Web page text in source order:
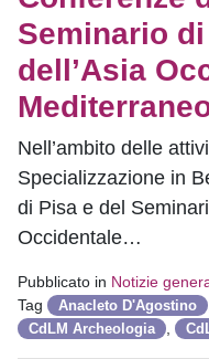
Seminario
dell’Asia
Nell’ambito delle
Specializzazione in
di Pisa e del
Occidentale…
Pubblicato in Notizie
Tag
Anacleto D'Agostino
CdLM Archeologia